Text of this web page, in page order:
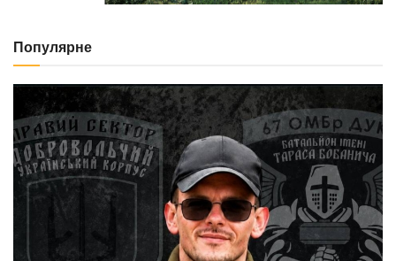
Популярне